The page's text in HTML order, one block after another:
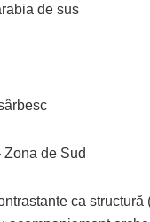
de sus
de Sud
ca